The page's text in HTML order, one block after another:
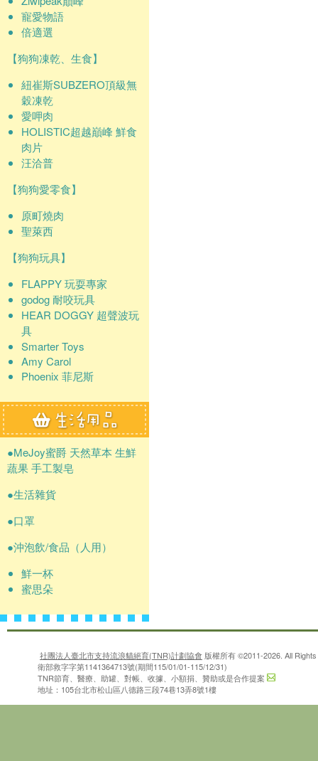
寵愛物語
倍適選
【狗狗凍乾、生食】
紐崔斯SUBZERO頂級無
穀凍乾
愛呷肉
HOLISTIC超越巔峰 鮮食
肉片
汪洽普
【狗狗愛零食】
原町燒肉
聖萊西
【狗狗玩具】
FLAPPY 玩耍專家
godog 耐咬玩具
HEAR DOGGY 超聲波玩
具
Smarter Toys
Amy Carol
Phoenix 菲尼斯
●MeJoy蜜爵 天然草本 生鮮
蔬果 手工製皂
●生活雜貨
●口罩
●沖泡飲/食品（人用）
鮮一杯
蜜思朵
社團法人臺北市支持流浪貓絕育(TNR)計劃協會 版權所有 ©2011-2026. All
衛部救字字第1141364713號(期間115/01/01-115/12/31)
TNR節育、醫療、助罐、對帳、收據、小額捐、贊助或是合作提案
地址：105台北市松山區八德路三段74巷13弄8號1樓